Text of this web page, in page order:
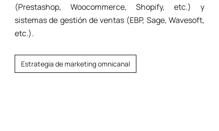
(Prestashop, Woocommerce, Shopify, etc.) y
sistemas de gestión de ventas (EBP, Sage, Wavesoft,
etc.).
Estrategia de marketing omnicanal